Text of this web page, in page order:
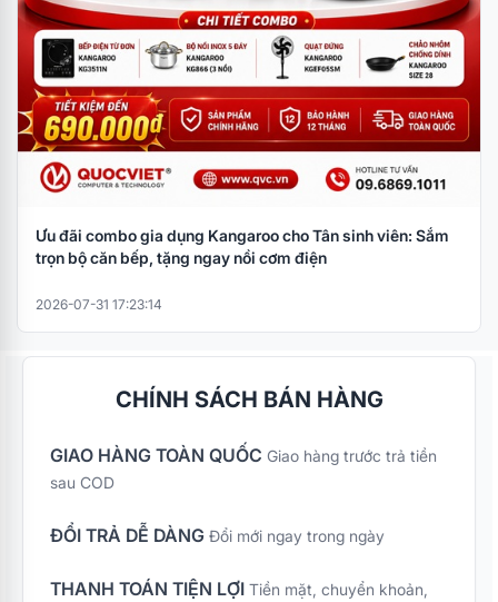
Ưu đãi combo gia dụng Kangaroo cho Tân sinh viên: Sắm
trọn bộ căn bếp, tặng ngay nồi cơm điện
2026-07-31 17:23:14
CHÍNH SÁCH BÁN HÀNG
GIAO HÀNG TOÀN QUỐC Giao hàng trước trả tiền
sau COD
ĐỔI TRẢ DỄ DÀNG Đổi mới ngay trong ngày
THANH TOÁN TIỆN LỢI Tiền mặt, chuyển khoản,